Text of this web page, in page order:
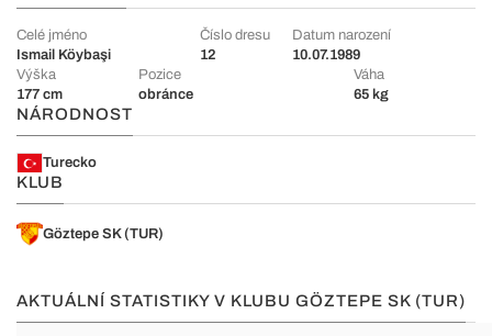
Celé jméno
Ismail Köybaşi
Číslo dresu
12
Datum narození
10.07.1989
Výška
177 cm
Pozice
obránce
Váha
65 kg
NÁRODNOST
Turecko
KLUB
Göztepe SK (TUR)
AKTUÁLNÍ STATISTIKY V KLUBU GÖZTEPE SK (TUR)